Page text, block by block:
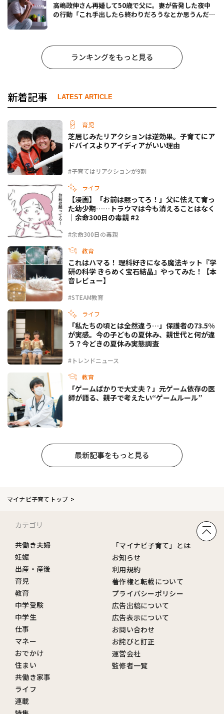
高嶋政伸さん再婚して50歳で父に。妻が告発した夜中
の行動「これ手出したら終わりだろうなとか思うんだけ
ランキングをもっと見る
新着記事 LATEST ARTICLE
育児
#子育てはリアクションが9割
芝居じみたリアクションは逆効果。子育てにア
ドバイスよりアイディアがいい理由
ライフ
#余命300日の毒親
【漫画】「お前は黙ってろ！」父に怯えて育っ
た幼少期……トラウマは今も消えることはなく
｜余命300日の毒親 #2
教育
#STEAM教育
これはハマる！ 理科好きになる魔法キット『学
研の科学 きらめく宝石結晶』やってみた！【本
音レビュー】
ライフ
#トレンドニュース
「私たちの頃とは全然違う…」保護者の73.5%
が実感。今の子どもの夏休み、親世代と何が違
う？今どきの夏休み実態調査
教育
「ゲームばかりで大丈夫？」元ゲーム依存の医
師が語る、親子で考えたい“ゲームルール”
最新記事をもっと見る
マイナビ子育てトップ
カテゴリ
共働き夫婦
妊娠
出産・産後
育児
教育
中学受験
中学生
仕事
マネー
おでかけ
住まい
共働き家事
ライフ
連載
「マイナビ子育て」とは
お知らせ
利用規約
著作権と転載について
プライバシーポリシー
広告出稿について
広告表示について
お問い合わせ
お詫びと訂正
運営会社
監修者一覧